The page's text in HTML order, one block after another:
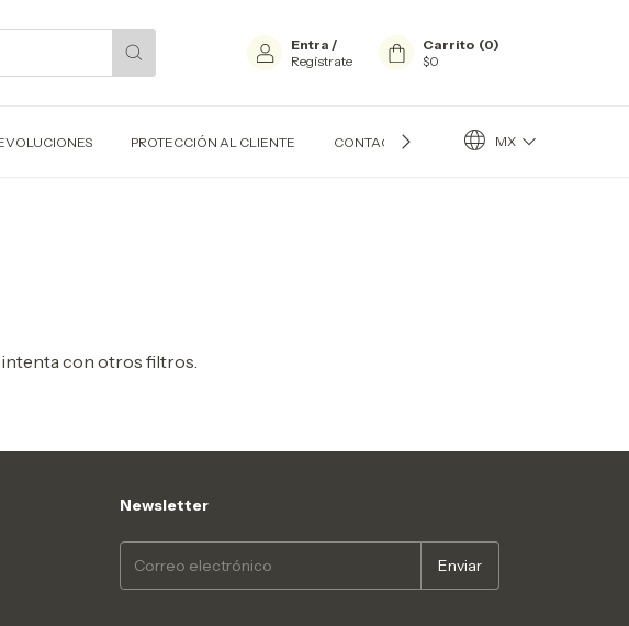
Entra /
Regístrate
Carrito (0)
$0
PROTECCIÓN AL CLIENTE CONTACTO BLOG MX
intenta con otros filtros.
Newsletter